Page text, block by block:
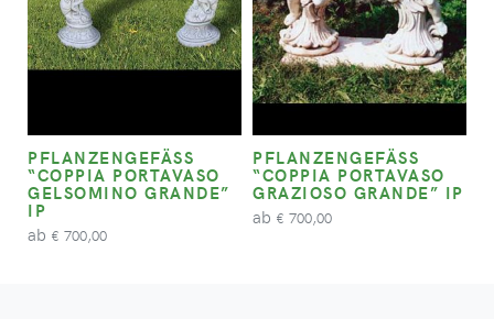
PFLANZENGEFÄSS “
COPPIA PORTAVASO G
ELSOMINO GRANDE” I
P
ab € 700,00
PFLANZENGEFÄSS “
COPPIA PORTAVASO G
RAZIOSO GRANDE” IP
ab € 700,00